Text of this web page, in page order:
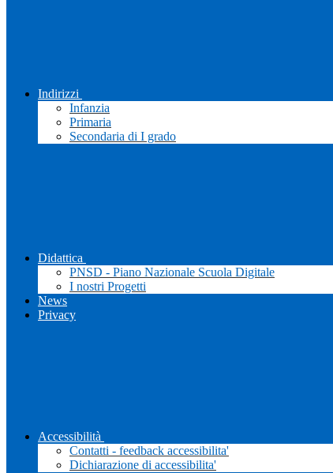
Indirizzi
Infanzia
Primaria
Secondaria di I grado
Didattica
PNSD - Piano Nazionale Scuola Digitale
I nostri Progetti
News
Privacy
Accessibilità
Contatti - feedback accessibilita'
Dichiarazione di accessibilita'